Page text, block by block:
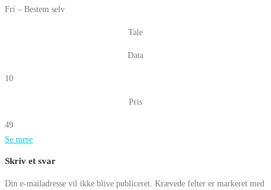
Fri – Bestem selv
Tale
Data
10
Pris
49
Se mere
Skriv et svar
Din e-mailadresse vil ikke blive publiceret. Krævede felter er markeret med